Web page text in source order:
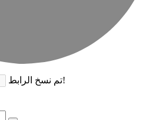
تم نسخ الرابط!